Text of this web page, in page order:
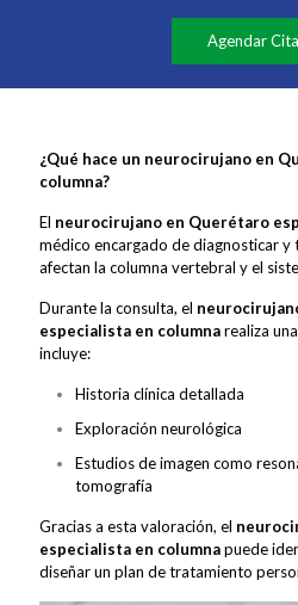
Agendar Cita
¿Qué hace un neurocirujano en
columna?
El neurocirujano en Querétaro
médico encargado de diagnosticar
afectan la columna vertebral y el
Durante la consulta, el
especialista en columnarealiza
incluye:
Historia clínica detallada
Exploración neurológica
Estudios de imagen como
tomografía
Gracias a esta valoración, el
especialista en columnapuede
diseñar un plan de tratamiento